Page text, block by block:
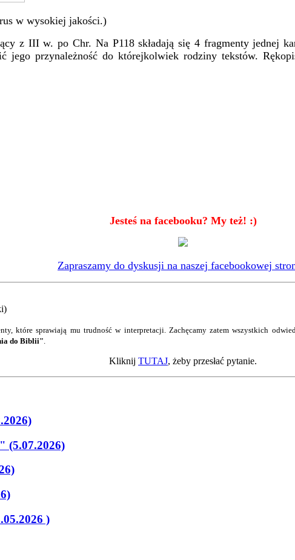
w wysokiej jakości.)
z III w. po Chr. Na P118 składają się 4 fragmenty jednej
jego przynależność do którejkolwiek rodziny tekstów.
Jesteś na facebooku? My też! :)
Zapraszamy do dyskusji na naszej facebookowej
które sprawiają mu trudność w interpretacji. Zachęcamy zatem wszystkich
do Biblii".
Kliknij TUTAJ, żeby przesłać pytanie.
(5.07.2026)
)